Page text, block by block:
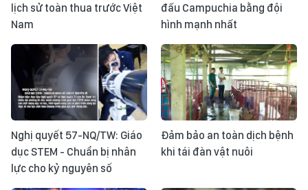
lịch sử toàn thua trước Việt
Nam
đấu Campuchia bằng đội
hình mạnh nhất
Nghị quyết 57-NQ/TW: Giáo
dục STEM - Chuẩn bị nhân
lực cho kỷ nguyên số
Đảm bảo an toàn dịch bệnh
khi tái đàn vật nuôi